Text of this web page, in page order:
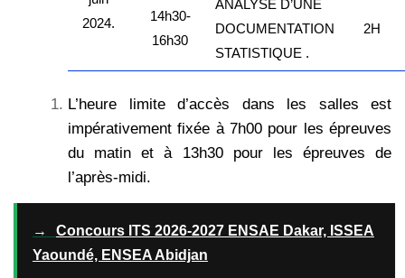
2024.
14h30-
16h30
ANALYSE D’UNE
DOCUMENTATION
STATISTIQUE .
2H
L’heure limite d’accès dans les salles est
impérativement fixée à 7h00 pour les épreuves
du matin et à 13h30 pour les épreuves de
l’après-midi.
→
Concours ITS 2026-2027 ENSAE Dakar, ISSEA
Yaoundé, ENSEA Abidjan